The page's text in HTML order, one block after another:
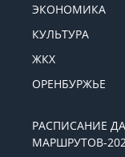
ЭКОНОМИКА
КУЛЬТУРА
ЖКХ
ОРЕНБУРЖЬЕ
РАСПИСАНИЕ
МАРШРУТОВ-